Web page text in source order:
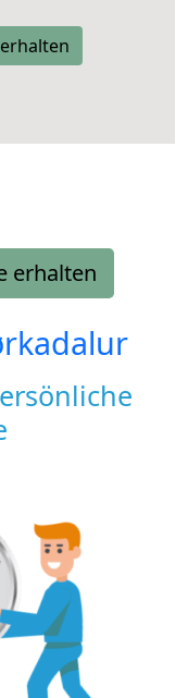
erhalten